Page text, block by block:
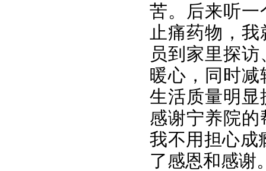
苦。后来听
止痛药物，
员到家里探
暖心，同时
生活质量明
感谢宁养院
我不用担心成
了感恩和感谢